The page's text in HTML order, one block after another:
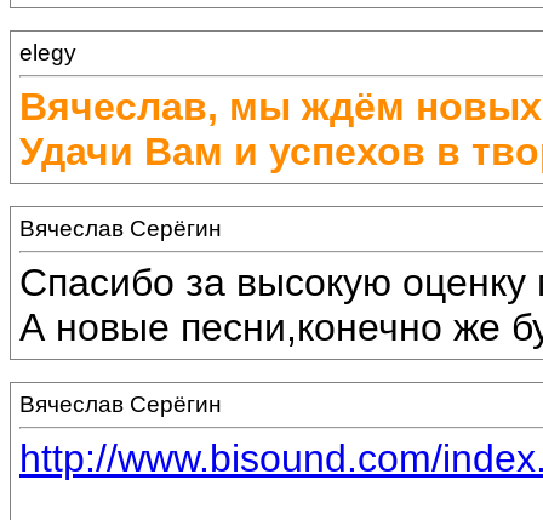
elegy
Вячеслав, мы ждём
Удачи Вам и успехов в
Вячеслав Серёгин
Спасибо за высокую оценку
А новые песни,конечно же
Вячеслав Серёгин
http://www.bisound.com/